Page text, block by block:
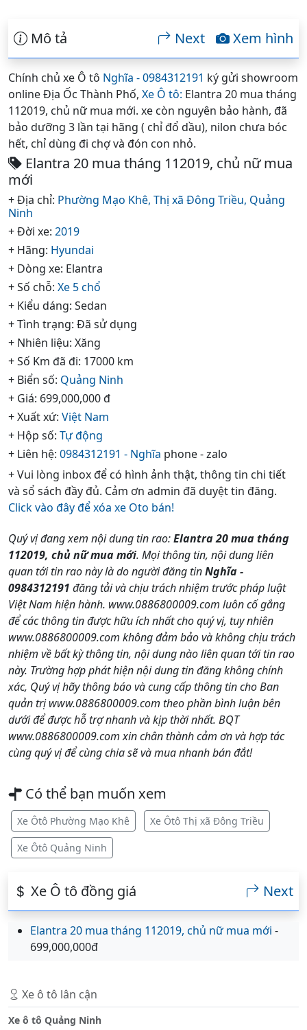
Mô tả Xem hình
Next
Chính chủ xe Ô tô Nghĩa - 0984312191 ký gửi showroom
online Địa Ốc Thành Phố, Xe Ô tô: Elantra 20 mua tháng
112019, chủ nữ mua mới. xe còn nguyên bảo hành, đã
bảo dưỡng 3 lần tại hãng ( chỉ đổ dầu), nilon chưa bóc
hết, chỉ dùng đi chợ và đón con nhỏ.
Elantra 20 mua tháng 112019, chủ nữ mua
mới
+ Địa chỉ: Phường Mạo Khê, Thị xã Đông Triều, Quảng
Ninh
+ Đời xe: 2019
+ Hãng: Hyundai
+ Dòng xe: Elantra
+ Số chỗ: Xe 5 chổ
+ Kiểu dáng: Sedan
+ Tình trạng: Đã sử dụng
+ Nhiên liệu: Xăng
+ Số Km đã đi: 17000 km
+ Biển số: Quảng Ninh
+ Giá: 699,000,000 đ
+ Xuất xứ: Việt Nam
+ Hộp số: Tự động
+ Liên hệ: 0984312191 - Nghĩa phone - zalo
+ Vui lòng inbox để có hình ảnh thật, thông tin chi tiết
và sổ sách đầy đủ. Cảm ơn admin đã duyệt tin đăng.
Click vào đây để xóa xe Oto bán!
Quý vị đang xem nội dung tin rao:Elantra 20 mua tháng
112019, chủ nữ mua mới. Mọi thông tin, nội dung liên
quan tới tin rao này là do người đăng tinNghĩa -
0984312191 đăng tải và chịu trách nhiệm trước pháp luật
Việt Nam hiện hành. www.0886800009.com luôn cố gắng
để các thông tin được hữu ích nhất cho quý vị, tuy nhiên
www.0886800009.com không đảm bảo và không chịu trách
nhiệm về bất kỳ thông tin, nội dung nào liên quan tới tin rao
này. Trường hợp phát hiện nội dung tin đăng không chính
xác, Quý vị hãy thông báo và cung cấp thông tin cho Ban
quản trị www.0886800009.com theo phần bình luận bên
dưới để được hỗ trợ nhanh và kịp thời nhất. BQT
www.0886800009.com xin chân thành cảm ơn và hợp tác
cùng quý vị để cùng chia sẽ và mua nhanh bán đắt!
Có thể bạn muốn xem
Xe Ôtô Phường Mạo Khê Xe Ôtô Thị xã Đông Triều
Xe Ôtô Quảng Ninh
Xe Ô tô đồng giá Next
Elantra 20 mua tháng 112019, chủ nữ mua mới -
699,000,000đ
Xe ô tô lân cận
Xe ô tô Quảng Ninh